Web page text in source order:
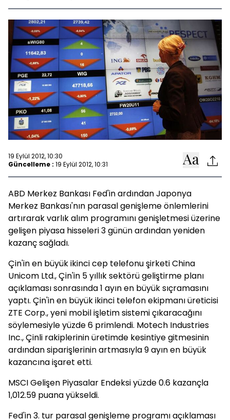
19 Eylül 2012, 10:30
Güncelleme : 19 Eylül 2012, 10:31
ABD Merkez Bankası Fed'in ardından Japonya
Merkez Bankası'nın parasal genişleme önlemlerini
artırarak varlık alım programını genişletmesi üzerine
gelişen piyasa hisseleri 3 günün ardından yeniden
kazanç sağladı.
Çin'in en büyük ikinci cep telefonu şirketi China
Unicom Ltd., Çin'in 5 yıllık sektörü geliştirme planı
açıklaması sonrasında 1 ayın en büyük sıçramasını
yaptı. Çin'in en büyük ikinci telefon ekipmanı üreticisi
ZTE Corp., yeni mobil işletim sistemi çıkaracağını
söylemesiyle yüzde 6 primlendi. Motech Industries
Inc., Çinli rakiplerinin üretimde kesintiye gitmesinin
ardından siparişlerinin artmasıyla 9 ayın en büyük
kazancına işaret etti.
MSCI Gelişen Piyasalar Endeksi yüzde 0.6 kazançla
1,012.59 puana yükseldi.
Fed'in 3. tur parasal genişleme programı açıklaması